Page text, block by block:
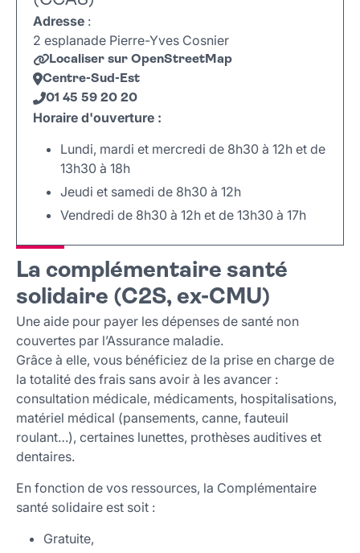
Adresse :
2 esplanade Pierre-Yves Cosnier
Localiser sur OpenStreetMap
Centre-Sud-Est
01 45 59 20 20
Horaire d'ouverture :
Lundi, mardi et mercredi de 8h30 à 12h et de
13h30 à 18h
Jeudi et samedi de 8h30 à 12h
Vendredi de 8h30 à 12h et de 13h30 à 17h
+
−
Leaflet |©OpenStreetMap
La complémentaire santé
solidaire (C2S, ex-CMU)
Une aide pour payer les dépenses de santé non
couvertes par l’Assurance maladie.
Grâce à elle, vous bénéficiez de la prise en charge de
la totalité des frais sans avoir à les avancer :
consultation médicale, médicaments, hospitalisations,
matériel médical (pansements, canne, fauteuil
roulant…), certaines lunettes, prothèses auditives et
dentaires.
En fonction de vos ressources, la Complémentaire
santé solidaire est soit :
Gratuite,